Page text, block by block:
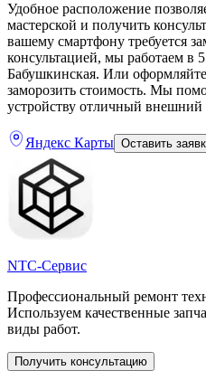
Удобное расположение
мастерской и получить
вашему смартфону требуется
консультацией, мы работаем в
Бабушкинская. Или
заморозить стоимость. Мы
устройству отличный
Яндекс Карты Оставить
NTC-Сервис
Профессиональный ремонт
Используем качественные
виды работ.
Получить консультацию